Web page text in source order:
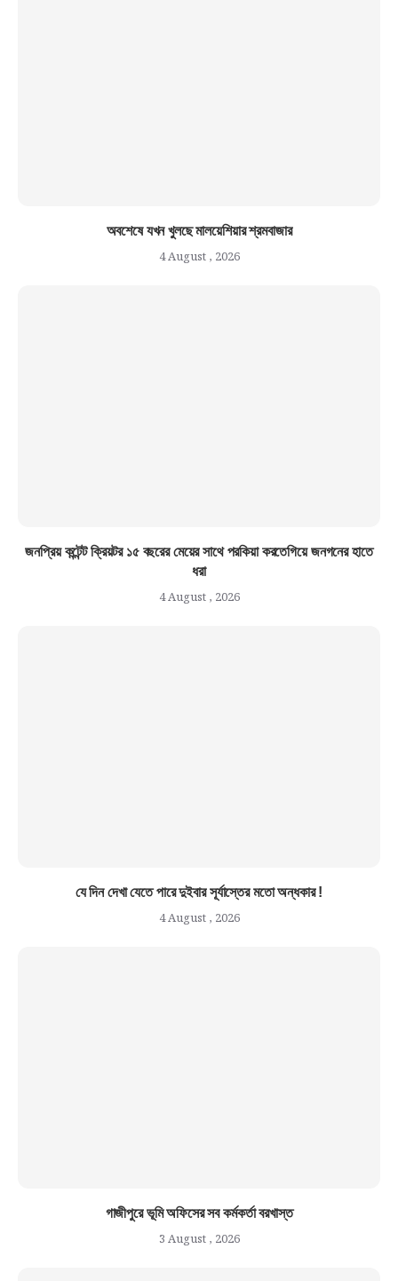
অবশেষে যখন খুলছে মালয়েশিয়ার শ্রমবাজার
4 August , 2026
জনপ্রিয় কন্টেন্ট ক্রিয়টর ১৫ বছরের মেয়ের সাথে পরকিয়া করতেগিয়ে জনগনের হাতে
ধরা
4 August , 2026
যে দিন দেখা যেতে পারে দুইবার সূর্যাস্তের মতো অন্ধকার !
4 August , 2026
গাজীপুরে ভূমি অফিসের সব কর্মকর্তা বরখাস্ত
3 August , 2026